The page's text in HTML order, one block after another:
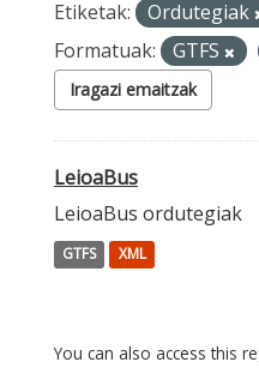
Etiketak: Ordutegiak
Formatuak:
GTFS
Iragazi emaitzak
LeioaBus
LeioaBus ordutegiak
GTFS XML
You can also access this